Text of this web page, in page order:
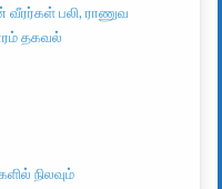
வீரர்கள் பலி, ராணுவ
தகவல்
நிலவும்